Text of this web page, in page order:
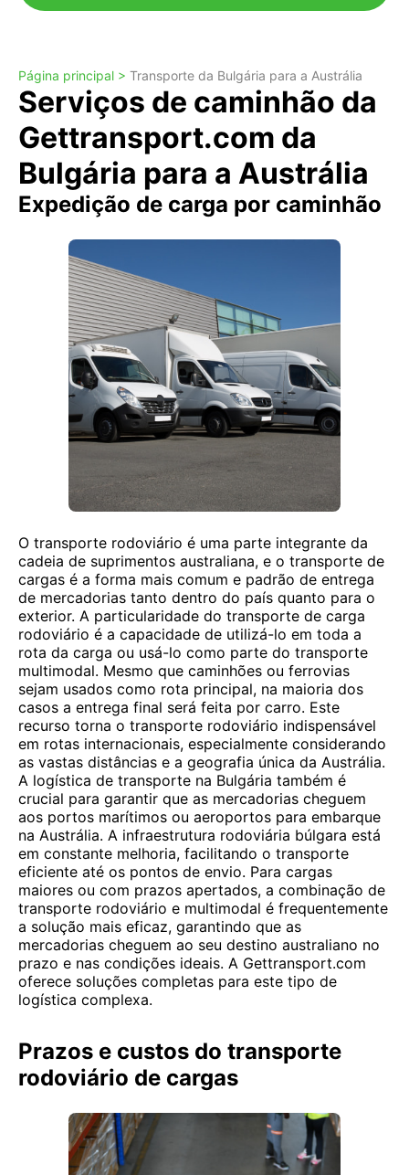
Página principal > Transporte da Bulgária para a Austrália
Serviços de caminhão da
Gettransport.com da
Bulgária para a Austrália
Expedição de carga por caminhão
O transporte rodoviário é uma parte integrante da
cadeia de suprimentos australiana, e o transporte de
cargas é a forma mais comum e padrão de entrega
de mercadorias tanto dentro do país quanto para o
exterior. A particularidade do transporte de carga
rodoviário é a capacidade de utilizá-lo em toda a
rota da carga ou usá-lo como parte do transporte
multimodal. Mesmo que caminhões ou ferrovias
sejam usados ​​como rota principal, na maioria dos
casos a entrega final será feita por carro. Este
recurso torna o transporte rodoviário indispensável
em rotas internacionais, especialmente considerando
as vastas distâncias e a geografia única da Austrália.
A logística de transporte na Bulgária também é
crucial para garantir que as mercadorias cheguem
aos portos marítimos ou aeroportos para embarque
na Austrália. A infraestrutura rodoviária búlgara está
em constante melhoria, facilitando o transporte
eficiente até os pontos de envio. Para cargas
maiores ou com prazos apertados, a combinação de
transporte rodoviário e multimodal é frequentemente
a solução mais eficaz, garantindo que as
mercadorias cheguem ao seu destino australiano no
prazo e nas condições ideais. A Gettransport.com
oferece soluções completas para este tipo de
logística complexa.
Prazos e custos do transporte
rodoviário de cargas